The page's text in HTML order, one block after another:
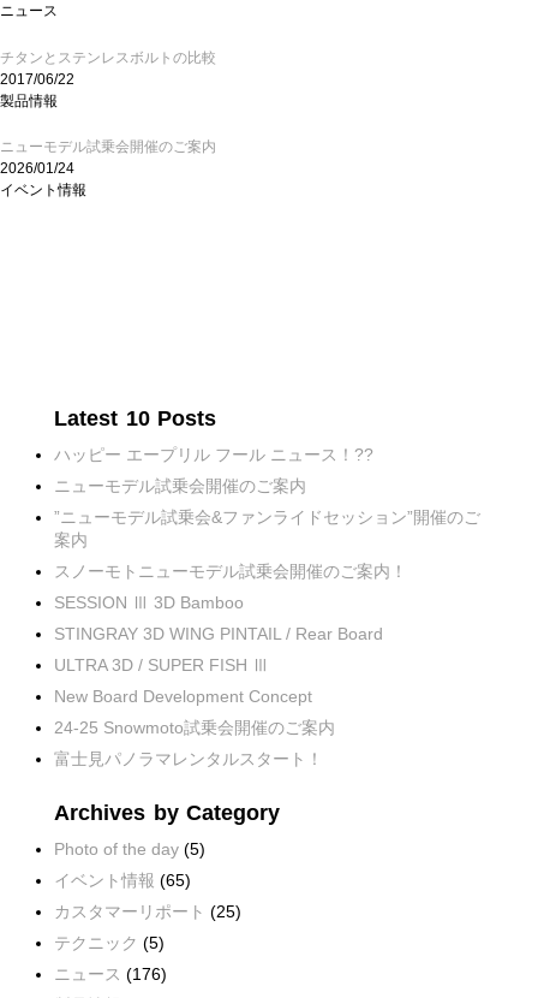
ニュース
チタンとステンレスボルトの比較
2017/06/22
製品情報
ニューモデル試乗会開催のご案内
2026/01/24
イベント情報
Latest 10 Posts
ハッピー エープリル フール ニュース！??
ニューモデル試乗会開催のご案内
”ニューモデル試乗会&ファンライドセッション”開催のご
案内
スノーモトニューモデル試乗会開催のご案内！
SESSION Ⅲ 3D Bamboo
STINGRAY 3D WING PINTAIL / Rear Board
ULTRA 3D / SUPER FISH Ⅲ
New Board Development Concept
24-25 Snowmoto試乗会開催のご案内
富士見パノラマレンタルスタート！
Archives by Category
Photo of the day(5)
イベント情報 (65)
カスタマーリポート (25)
テクニック (5)
ニュース (176)